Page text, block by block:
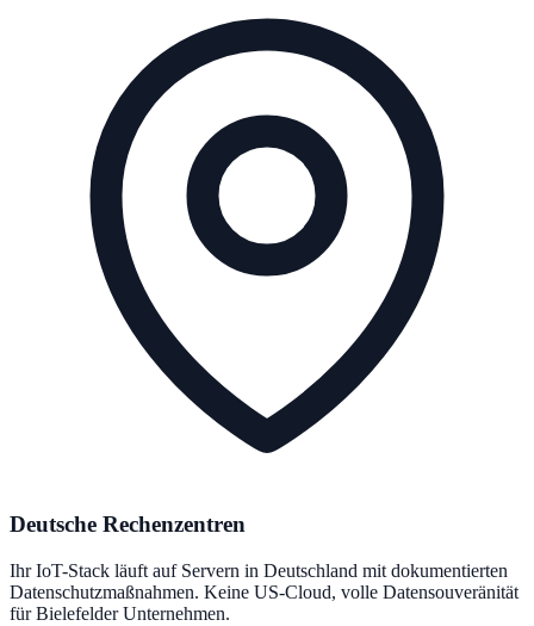
Deutsche Rechenzentren
Ihr IoT-Stack läuft auf Servern in Deutschland mit dokumentierten
Datenschutzmaßnahmen. Keine US-Cloud, volle Datensouveränität
für Bielefelder Unternehmen.